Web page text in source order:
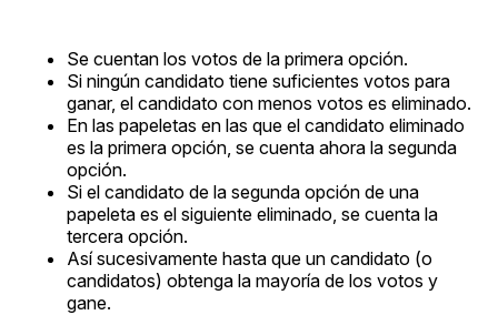
Se cuentan los votos de la primera opción.
Si ningún candidato tiene suficientes votos para
ganar, el candidato con menos votos es eliminado.
En las papeletas en las que el candidato eliminado
es la primera opción, se cuenta ahora la segunda
opción.
Si el candidato de la segunda opción de una
papeleta es el siguiente eliminado, se cuenta la
tercera opción.
Así sucesivamente hasta que un candidato (o
candidatos) obtenga la mayoría de los votos y
gane.